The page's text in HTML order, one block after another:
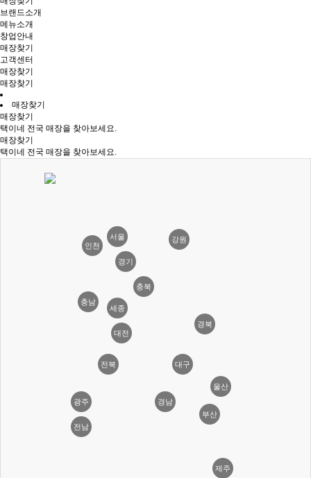
브랜드소개
메뉴소개
창업안내
매장찾기
고객센터
매장찾기
매장찾기
매장찾기
매장찾기
택이네 전국 매장을 찾아보세요.
매장찾기
택이네 전국 매장을 찾아보세요.
서울
인천
경기
강원
충북
충남
세종
대전
경북
대구
전북
광주
전남
울산
부산
경남
제주